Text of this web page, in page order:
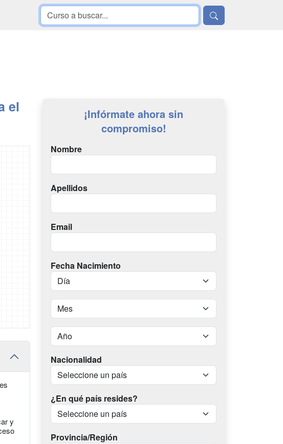
el
y
¡Infórmate ahora sin
compromiso!
Nombre
Apellidos
Email
Fecha Nacimiento
Nacionalidad
¿En qué país resides?
Provincia/Región